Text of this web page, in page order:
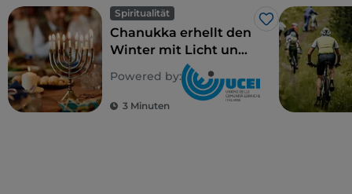
Geschenke, romantische Abendessen, das Fest der
Liebe par excellence. In Israel wie auch beim Fest der
Verliebten in allen Teilen der Weltwird dieser Tag
als Hymne an die Liebe gefeiert
Spiritualität
Like
Chanukka erhellt den
Winter mit Licht und
Powered by:
3 Minuten